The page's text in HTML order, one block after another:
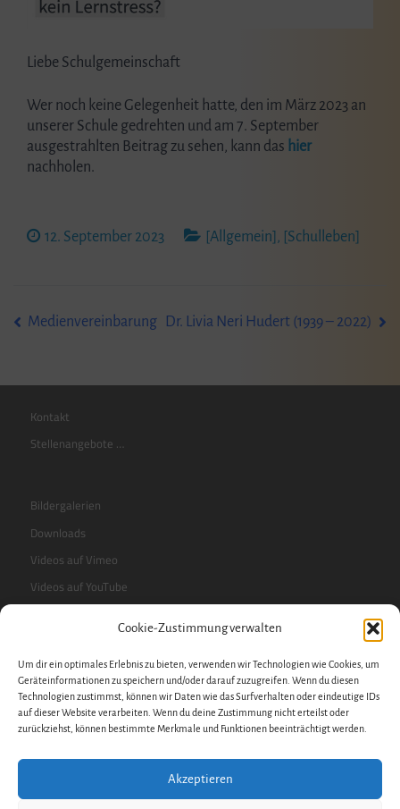
Cookie-Zustimmung verwalten
Um dir ein optimales Erlebnis zu bieten, verwenden wir Technologien wie Cookies, um
Geräteinformationen zu speichern und/oder darauf zuzugreifen. Wenn du diesen
Technologien zustimmst, können wir Daten wie das Surfverhalten oder eindeutige IDs
auf dieser Website verarbeiten. Wenn du deine Zustimmung nicht erteilst oder
zurückziehst, können bestimmte Merkmale und Funktionen beeinträchtigt werden.
Akzeptieren
Liebe Schulgemeinschaft
Wer noch keine Gelegenheit hatte, den im März 2023 an
unserer Schule gedrehten und am 7. September
ausgestrahlten Beitrag zu sehen, kann das hier
nachholen.
12. September 2023 [Allgemein] , [Schulleben]
Beitragsnavigation
Medienvereinbarung Dr. Livia Neri Hudert (1939 – 2022)
Kontakt
Stellenangebote …
Bildergalerien
Downloads
Videos auf Vimeo
Videos auf YouTube
Sidebar
Impressum
Datenschutzerklärung